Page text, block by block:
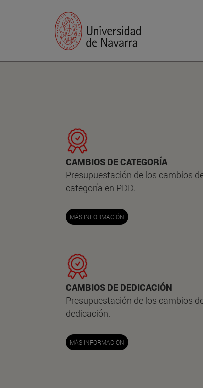
CAMBIOS DE CATEGORÍA
Presupuestación de los cambios
categoría en PDD.
MÁS INFORMACIÓN
CAMBIOS DE DEDICACIÓN
Presupuestación de los cambios
dedicación.
MÁS INFORMACIÓN